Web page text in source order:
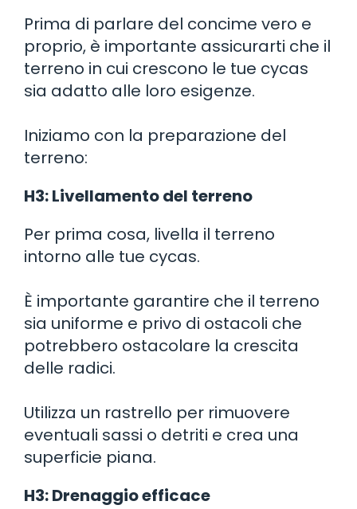
Prima di parlare del concime vero e
proprio, è importante assicurarti che il
terreno in cui crescono le tue cycas
sia adatto alle loro esigenze.
Iniziamo con la preparazione del
terreno:
H3: Livellamento del terreno
Per prima cosa, livella il terreno
intorno alle tue cycas.
È importante garantire che il terreno
sia uniforme e privo di ostacoli che
potrebbero ostacolare la crescita
delle radici.
Utilizza un rastrello per rimuovere
eventuali sassi o detriti e crea una
superficie piana.
H3: Drenaggio efficace